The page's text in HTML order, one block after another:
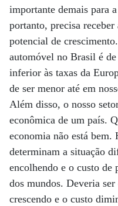
importante demais para
portanto, precisa
potencial de
automóvel no Brasil é
inferior às taxas da
de ser menor até em
Além disso, o nosso
econômica de um país.
economia não está bem.
determinam a situação
encolhendo e o custo de
dos mundos. Deveria
crescendo e o custo